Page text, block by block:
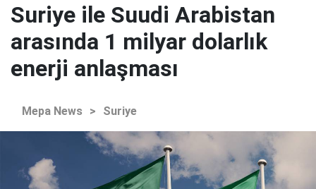
Suriye ile Suudi Arabistan
arasında 1 milyar dolarlık
enerji anlaşması
Mepa News > Suriye